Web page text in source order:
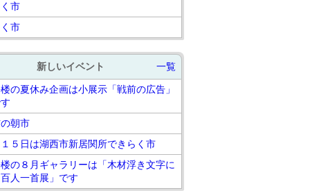
市
市
新しいイベント 一覧
の夏休み企画は小展示「戦前の広告」
朝市
１５日は湖西市新居関所できらく市
の８月ギャラリーは「木材浮き文字に
人一首展」です